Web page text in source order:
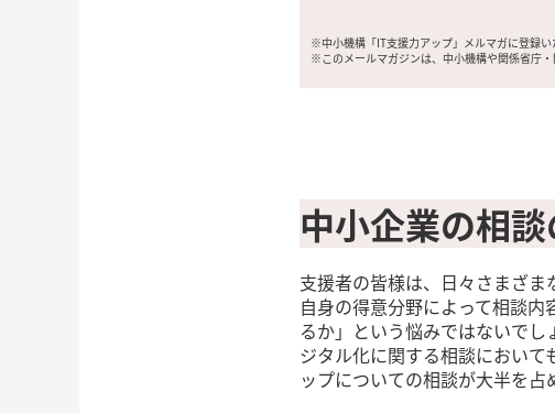
※中小機構「IT支援力アップ」メルマガに登録い
※このメールマガジンは、中小機構や関係省庁
中小企業の相
支援者の皆様は、日々さまざ
自身の得意分野によって相談
るか」という悩みではないで
ジタル化に関する相談におい
ップについての相談が大半を占